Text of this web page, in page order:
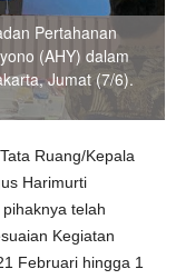
Pertahanan
(AHY) dalam
Jumat (7/6).
Ruang/Kepala
Harimurti
telah
Kegiatan
Februari hingga 1